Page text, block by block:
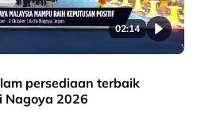
02:14
persediaan terbaik
Nagoya 2026